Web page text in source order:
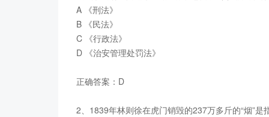
A 《刑法》
B 《民法》
C 《行政法》
D 《治安管理处罚法》
正确答案：D
2、1839年林则徐在虎门销毁的237万多斤的“烟”是